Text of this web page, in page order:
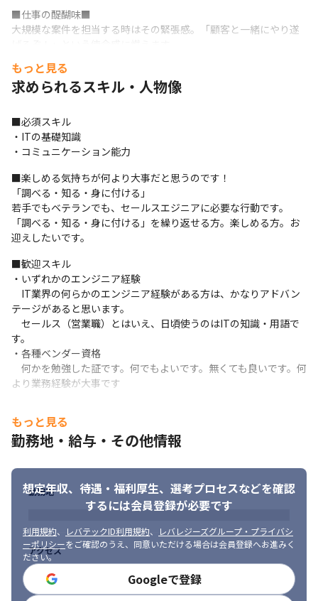
■仕事の醍醐味■
大規模な案件を担当する時はその緊張感。「顧客と一緒にやり遂
どちらも魅力的だと思います。
当社に入社した若手はまず小規模案件から任されます。もちろん
仕事を任されることを怖がっていてはいつまでも慣れません。1件
でも多くの仕事を経験してください。
■仕事の領域■
導入コンサルから運用サポートまでワンストップでサービスを提
供するのが当社。
特に当社が得意とするのは、上流工程からの設計・構築フェーズ
です。長年の仮想化インフラ構築実績、年間百数十件以上のプロ
ジェクト実績によって蓄積されたノウハウと経験豊富なエンジニ
その上流工程の要件定義がお仕事です。
■独立系■
独立系SIerです。特定のベンダーやメーカーに縛られず、顧客に最
適な組み合わせを採用します。
あらゆる製品・技術を選択できるので、その組み合わせは無限大
です。
もっと見る
求められるスキル・人物像
■必須スキル
・ITの基礎知識
・コミュニケーション能力
■楽しめる気持ちが何より大事だと思うのです！
「調べる・知る・身に付ける」
若手でもベテランでも、セールスエジニアに必要な行動です。
「調べる・知る・身に付ける」を繰り返せる方。楽しめる方。お
迎えしたいです。
■歓迎スキル
・いずれかのエンジニア経験
IT業界の何らかのエンジニア経験がある方は、かなりアドバン
テージがあると思います。
セールス（営業職）とはいえ、日頃使うのはITの知識・用語で
す。
・各種ベンダー資格
何かを勉強した証です。何でもよいです。無くても良いです。何
より業務経験が大事です
知らないことにワクワクできる方。
知らないモノを目の前にした時に「面白そう！」を思える方が素
当社の案件は1つ1つ内容が違います。ベテランでも「うーむ」と
なる時があります。
「それをやり遂げた時はたまらなく嬉しいんだよね」とニヤっと
そんな「オタク集団」へぜひ！
もっと見る
勤務地・給与・その他情報
想定年収、待遇・福利厚生、 選考プロセスなどを確認
するには会員登録が必要です
利用規約、 レバテックID利用規約、
レバレジーズグループ・プライバシ
ーポリシーをご確認のうえ、同意いただける場合は会員登録へお進みく
ださい。
Googleで登録
勤務地
アクセス